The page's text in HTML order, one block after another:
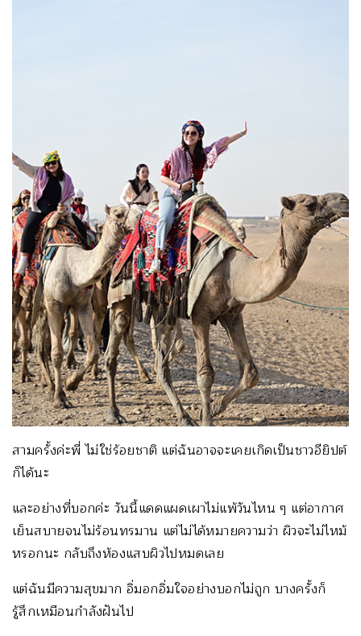
สามครั้งค่ะพี่ ไม่ใช่ร้อยชาติ แต่ฉันอาจจะเคยเกิดเป็นชาวอียิปต์
ก็ได้นะ
และอย่างที่บอกค่ะ วันนี้แดดแผดเผาไม่แพ้วันไหน ๆ แต่อากาศ
เย็นสบายจนไม่ร้อนทรมาน แต่ไม่ได้หมายความว่า ผิวจะไม่ไหม้
หรอกนะ กลับถึงห้องแสบผิวไปหมดเลย
แต่ฉันมีความสุขมาก อิ่มอกอิ่มใจอย่างบอกไม่ถูก บางครั้งก็
รู้สึกเหมือนกำลังฝันไป